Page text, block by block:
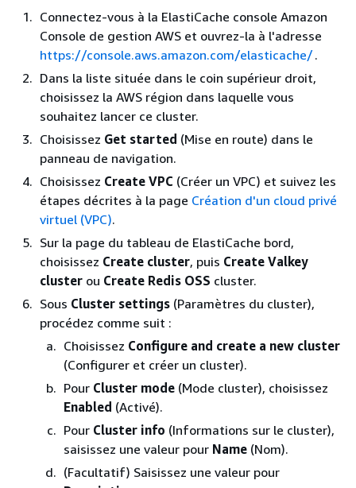
Connectez-vous à la ElastiCache console Amazon
Console de gestion AWS et ouvrez-la à l'adresse
https://console.aws.amazon.com/elasticache/.
Dans la liste située dans le coin supérieur droit,
choisissez la AWS région dans laquelle vous
souhaitez lancer ce cluster.
Choisissez Get started (Mise en route) dans le
panneau de navigation.
Choisissez Create VPC (Créer un VPC) et suivez les
étapes décrites à la page Création d'un cloud privé
virtuel (VPC).
Sur la page du tableau de ElastiCache bord,
choisissez Create cluster, puis Create Valkey
cluster ou Create Redis OSS cluster.
Sous Cluster settings (Paramètres du cluster),
procédez comme suit :
Choisissez Configure and create a new cluster
(Configurer et créer un cluster).
Pour Cluster mode (Mode cluster), choisissez
Enabled (Activé).
Pour Cluster info (Informations sur le cluster),
saisissez une valeur pour Name (Nom).
(Facultatif) Saisissez une valeur pour